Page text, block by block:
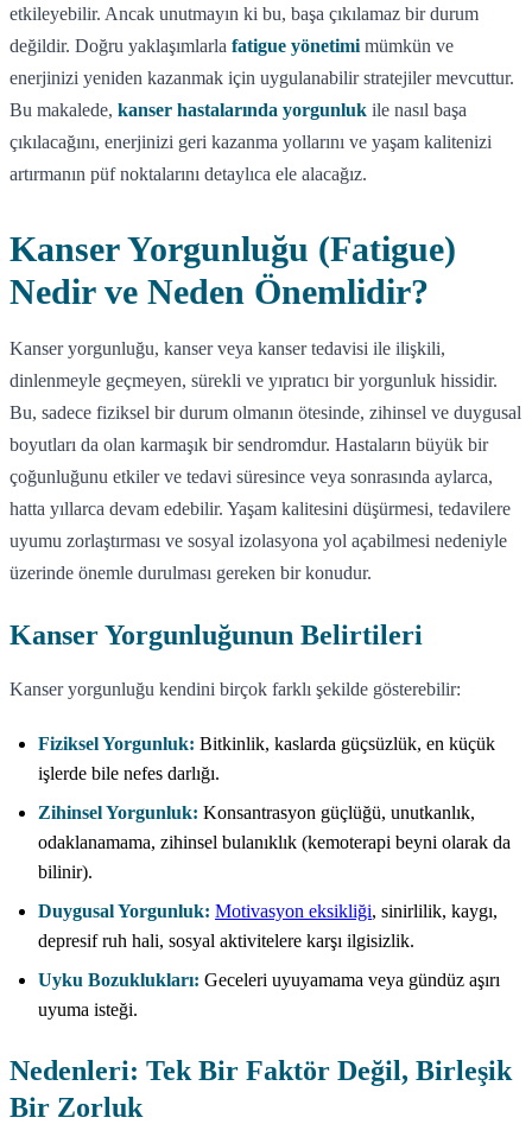
etkileyebilir. Ancak unutmayın ki bu, başa çıkılamaz bir durum
değildir. Doğru yaklaşımlarla fatigue yönetimi mümkün ve
enerjinizi yeniden kazanmak için uygulanabilir stratejiler mevcuttur.
Bu makalede, kanser hastalarında yorgunluk ile nasıl başa
çıkılacağını, enerjinizi geri kazanma yollarını ve yaşam kalitenizi
artırmanın püf noktalarını detaylıca ele alacağız.
Kanser Yorgunluğu (Fatigue)
Nedir ve Neden Önemlidir?
Kanser yorgunluğu, kanser veya kanser tedavisi ile ilişkili,
dinlenmeyle geçmeyen, sürekli ve yıpratıcı bir yorgunluk hissidir.
Bu, sadece fiziksel bir durum olmanın ötesinde, zihinsel ve duygusal
boyutları da olan karmaşık bir sendromdur. Hastaların büyük bir
çoğunluğunu etkiler ve tedavi süresince veya sonrasında aylarca,
hatta yıllarca devam edebilir. Yaşam kalitesini düşürmesi, tedavilere
uyumu zorlaştırması ve sosyal izolasyona yol açabilmesi nedeniyle
üzerinde önemle durulması gereken bir konudur.
Kanser Yorgunluğunun Belirtileri
Kanser yorgunluğu kendini birçok farklı şekilde gösterebilir:
Fiziksel Yorgunluk: Bitkinlik, kaslarda güçsüzlük, en küçük
işlerde bile nefes darlığı.
Zihinsel Yorgunluk: Konsantrasyon güçlüğü, unutkanlık,
odaklanamama, zihinsel bulanıklık (kemoterapi beyni olarak da
bilinir).
Duygusal Yorgunluk: Motivasyon eksikliği, sinirlilik, kaygı,
depresif ruh hali, sosyal aktivitelere karşı ilgisizlik.
Uyku Bozuklukları: Geceleri uyuyamama veya gündüz aşırı
uyuma isteği.
Nedenleri: Tek Bir Faktör Değil, Birleşik
Bir Zorluk